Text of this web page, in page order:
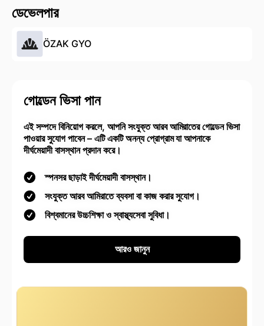
ডেভেলপার
ÖZAK GYO
গোল্ডেন ভিসা পান
এই সম্পদে বিনিয়োগ করলে, আপনি সংযুক্ত আরব আমিরাতের গোল্ডেন ভিসা
পাওয়ার সুযোগ পাবেন – এটি একটি অনন্য প্রোগ্রাম যা আপনাকে
দীর্ঘমেয়াদী বাসস্থান প্রদান করে।
স্পনসর ছাড়াই দীর্ঘমেয়াদী বাসস্থান।
সংযুক্ত আরব আমিরাতে ব্যবসা বা কাজ করার সুযোগ।
বিশ্বমানের উচ্চশিক্ষা ও স্বাস্থ্যসেবা সুবিধা।
আরও জানুন